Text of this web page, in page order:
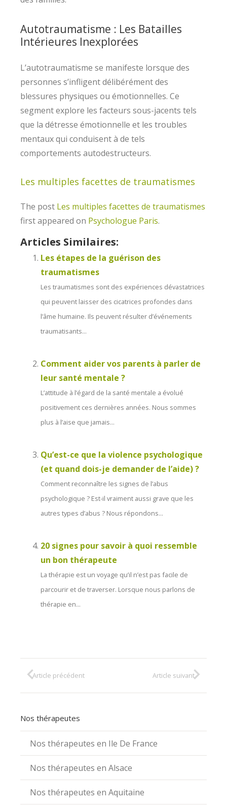
Autotraumatisme : Les Batailles
Intérieures Inexplorées
L’autotraumatisme se manifeste lorsque des
personnes s’infligent délibérément des
blessures physiques ou émotionnelles. Ce
segment explore les facteurs sous-jacents tels
que la détresse émotionnelle et les troubles
mentaux qui conduisent à de tels
comportements autodestructeurs.
Les multiples facettes de traumatismes
The post Les multiples facettes de traumatismes
first appeared on Psychologue Paris.
Articles Similaires:
Les étapes de la guérison des
traumatismes
Les traumatismes sont des expériences dévastatrices
qui peuvent laisser des cicatrices profondes dans
l’âme humaine. Ils peuvent résulter d’événements
traumatisants...
Comment aider vos parents à parler de
leur santé mentale ?
L’attitude à l’égard de la santé mentale a évolué
positivement ces dernières années. Nous sommes
plus à l’aise que jamais...
Qu’est-ce que la violence psychologique
(et quand dois-je demander de l’aide) ?
Comment reconnaître les signes de l’abus
psychologique ? Est-il vraiment aussi grave que les
autres types d’abus ? Nous répondons...
20 signes pour savoir à quoi ressemble
un bon thérapeute
La thérapie est un voyage qu’il n’est pas facile de
parcourir et de traverser. Lorsque nous parlons de
thérapie en...
Article précédent Article suivant
Nos thérapeutes
Nos thérapeutes en Ile De France
Nos thérapeutes en Alsace
Nos thérapeutes en Aquitaine